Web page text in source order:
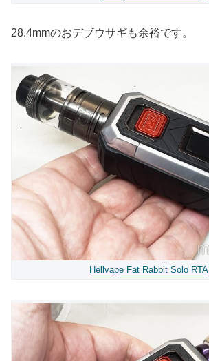
28.4mmのおデブウサギも余裕です。
Hellvape Fat Rabbit Solo RTA